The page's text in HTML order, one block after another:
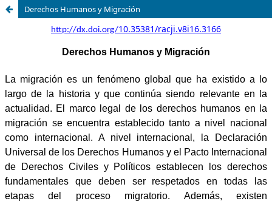
Derechos Humanos y Migración